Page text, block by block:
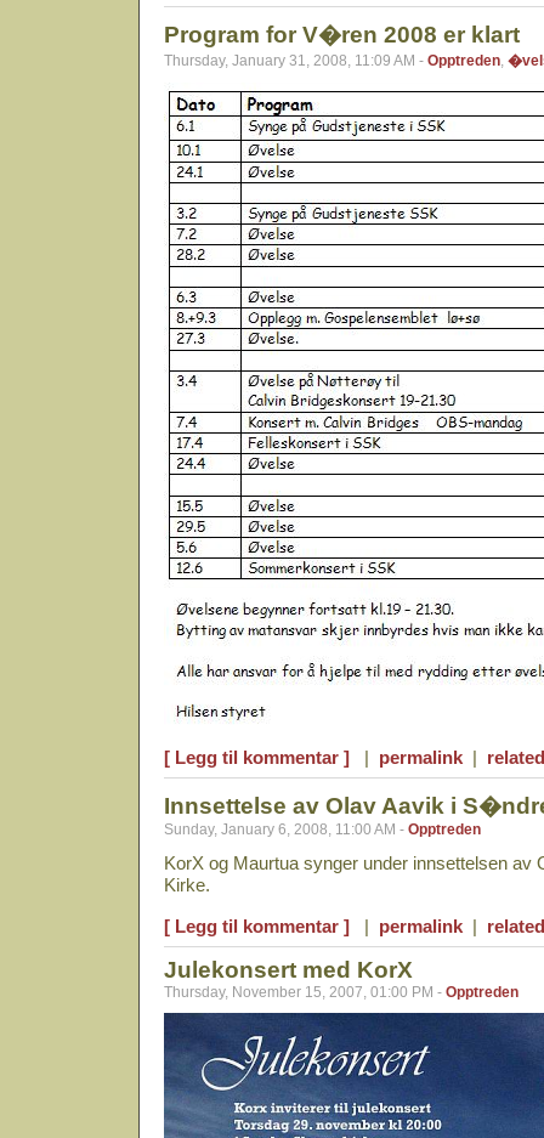
Program for V�ren 2008 er klart
Thursday, January 31, 2008, 11:09 AM - Opptreden,
[ Legg til kommentar ] | permalink |
Innsettelse av Olav Aavik i
Sunday, January 6, 2008, 11:00 AM - Opptreden
KorX og Maurtua synger under innsettelsen
Kirke.
[ Legg til kommentar ] | permalink |
Julekonsert med KorX
Thursday, November 15, 2007, 01:00 PM - Opptreden